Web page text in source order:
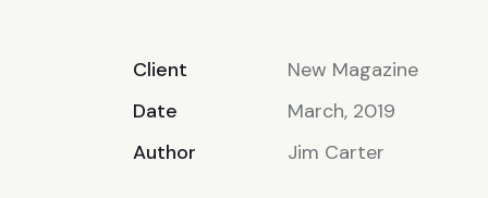
Client
New Magazine
Date
March, 2019
Author
Jim Carter